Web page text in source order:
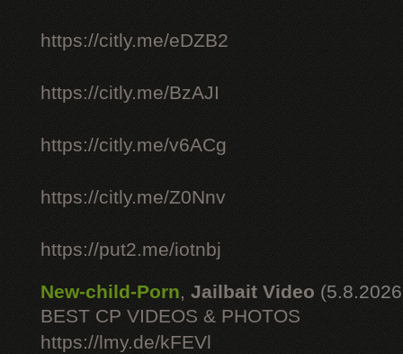
https://citly.me/eDZB2
https://citly.me/BzAJI
https://citly.me/v6ACg
https://citly.me/Z0Nnv
https://put2.me/iotnbj
New-child-Porn, Jailbait Video
BEST CP VIDEOS & PHOTOS
https://lmy.de/kFEVl